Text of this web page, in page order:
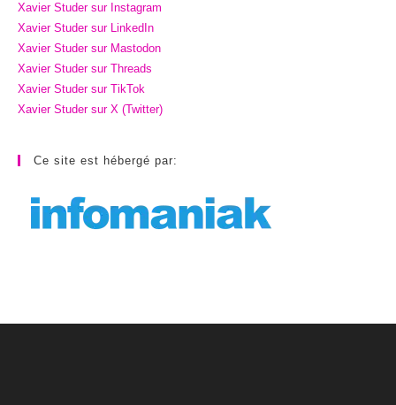
Xavier Studer sur Instagram
Xavier Studer sur LinkedIn
Xavier Studer sur Mastodon
Xavier Studer sur Threads
Xavier Studer sur TikTok
Xavier Studer sur X (Twitter)
Ce site est hébergé par: